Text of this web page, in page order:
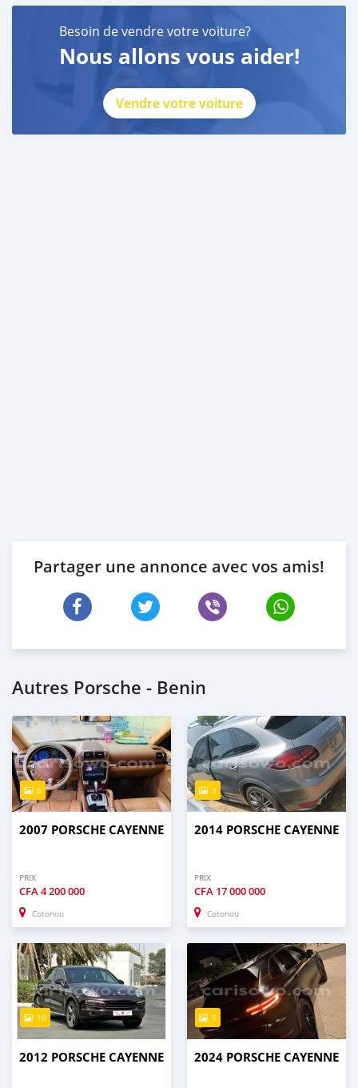
Besoin de vendre votre voiture?
Nous allons vous aider!
Vendre votre voiture
Partager une annonce avec vos amis!
Autres Porsche - Benin
5
2007 PORSCHE CAYENNE
PRIX
CFA4 200 000
Cotonou
3
2014 PORSCHE CAYENNE
PRIX
CFA 17 000 000
Cotonou
10
2012 PORSCHE CAYENNE
5
2024 PORSCHE CAYENNE